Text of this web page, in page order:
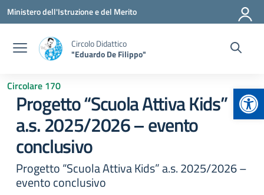
Vai ai contenuti
Vai al menu di navigazione
Vai al footer
Ministero dell'Istruzione e del Merito
Circolo Didattico
"Eduardo De Filippo"
Circolare 170
Progetto “Scuola Attiva Kids”
a.s. 2025/2026 – evento
conclusivo
Progetto “Scuola Attiva Kids” a.s. 2025/2026 –
evento conclusivo